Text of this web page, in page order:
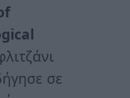
σε